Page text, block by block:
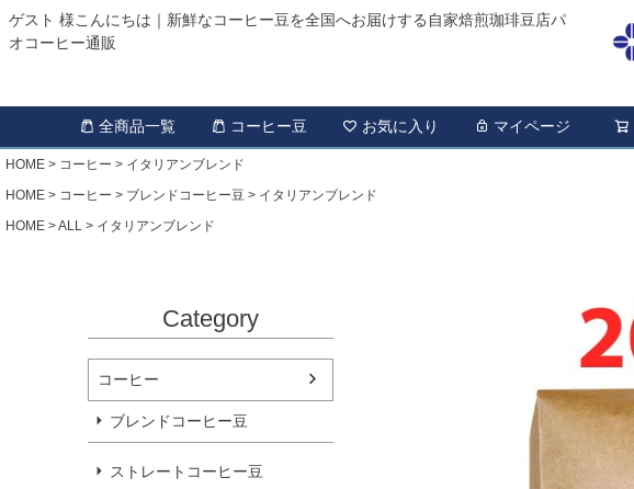
ゲスト 様こんにちは｜新鮮なコーヒー豆を全国へお届けする自家焙煎珈琲豆店パ
オコーヒー通販
全商品一覧 コーヒー豆 お気に入り マイページ
HOME コーヒー
イタリアンブレンド
HOME
コーヒー ブレンドコーヒー豆
イタリアンブレンド
HOME
ALL イタリアンブレンド
Category
コーヒー
ブレンドコーヒー豆
ストレートコーヒー豆